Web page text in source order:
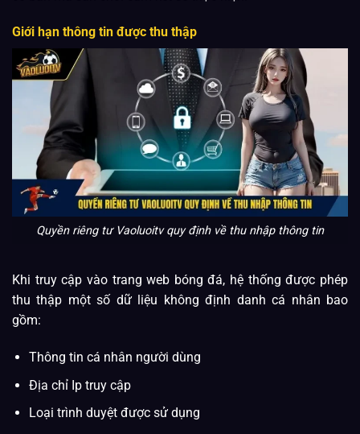
Giới hạn thông tin được thu thập
Quyền riêng tư Vaoluoitv quy định về thu nhập thông tin
Khi truy cập vào trang web bóng đá, hệ thống được phép
thu thập một số dữ liệu không định danh cá nhân bao
gồm:
Thông tin cá nhân người dùng
Địa chỉ Ip truy cập
Loại trình duyệt được sử dụng